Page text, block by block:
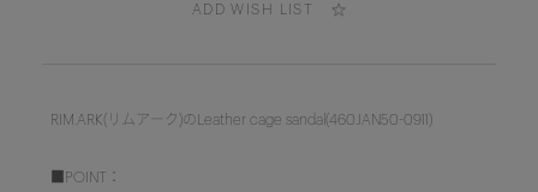
ADD WISH LIST
RIM.ARK(リムアーク)のLeather cage sandal(460JAN50-0911)
■POINT：